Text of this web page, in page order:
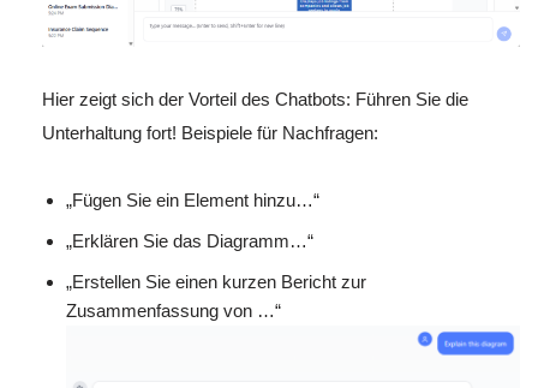
Hier zeigt sich der Vorteil des Chatbots: Führen Sie die
Unterhaltung fort! Beispiele für Nachfragen:
„Fügen Sie ein Element hinzu…“
„Erklären Sie das Diagramm…“
„Erstellen Sie einen kurzen Bericht zur
Zusammenfassung von …“